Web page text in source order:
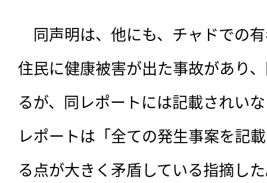
同声明は、他にも、チャドでの
住民に健康被害が出た事故があり
るが、同レポートには記載されい
レポートは「全ての発生事案を記
る点が大きく矛盾している指摘し